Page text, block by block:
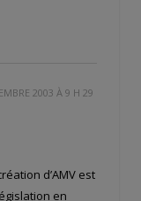
2003 À 9 H 29
d’AMV est
en